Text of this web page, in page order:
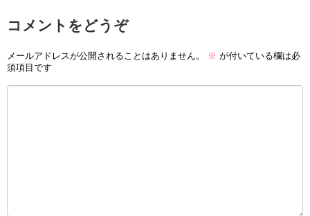
コメントをどうぞ
メールアドレスが公開されることはありません。 ※ が付いている欄は必
須項目です